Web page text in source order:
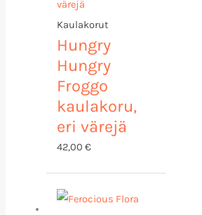
Kaulakorut
Hungry
Hungry
Froggo
kaulakoru,
eri värejä
42,00 €